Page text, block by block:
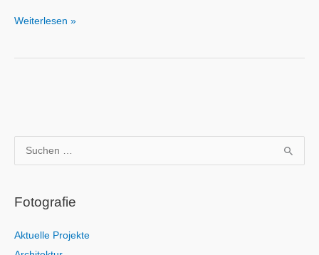
ott_9431
Weiterlesen »
u
h
n
Fotografie
Aktuelle Projekte